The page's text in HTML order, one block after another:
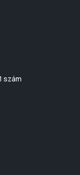
szám